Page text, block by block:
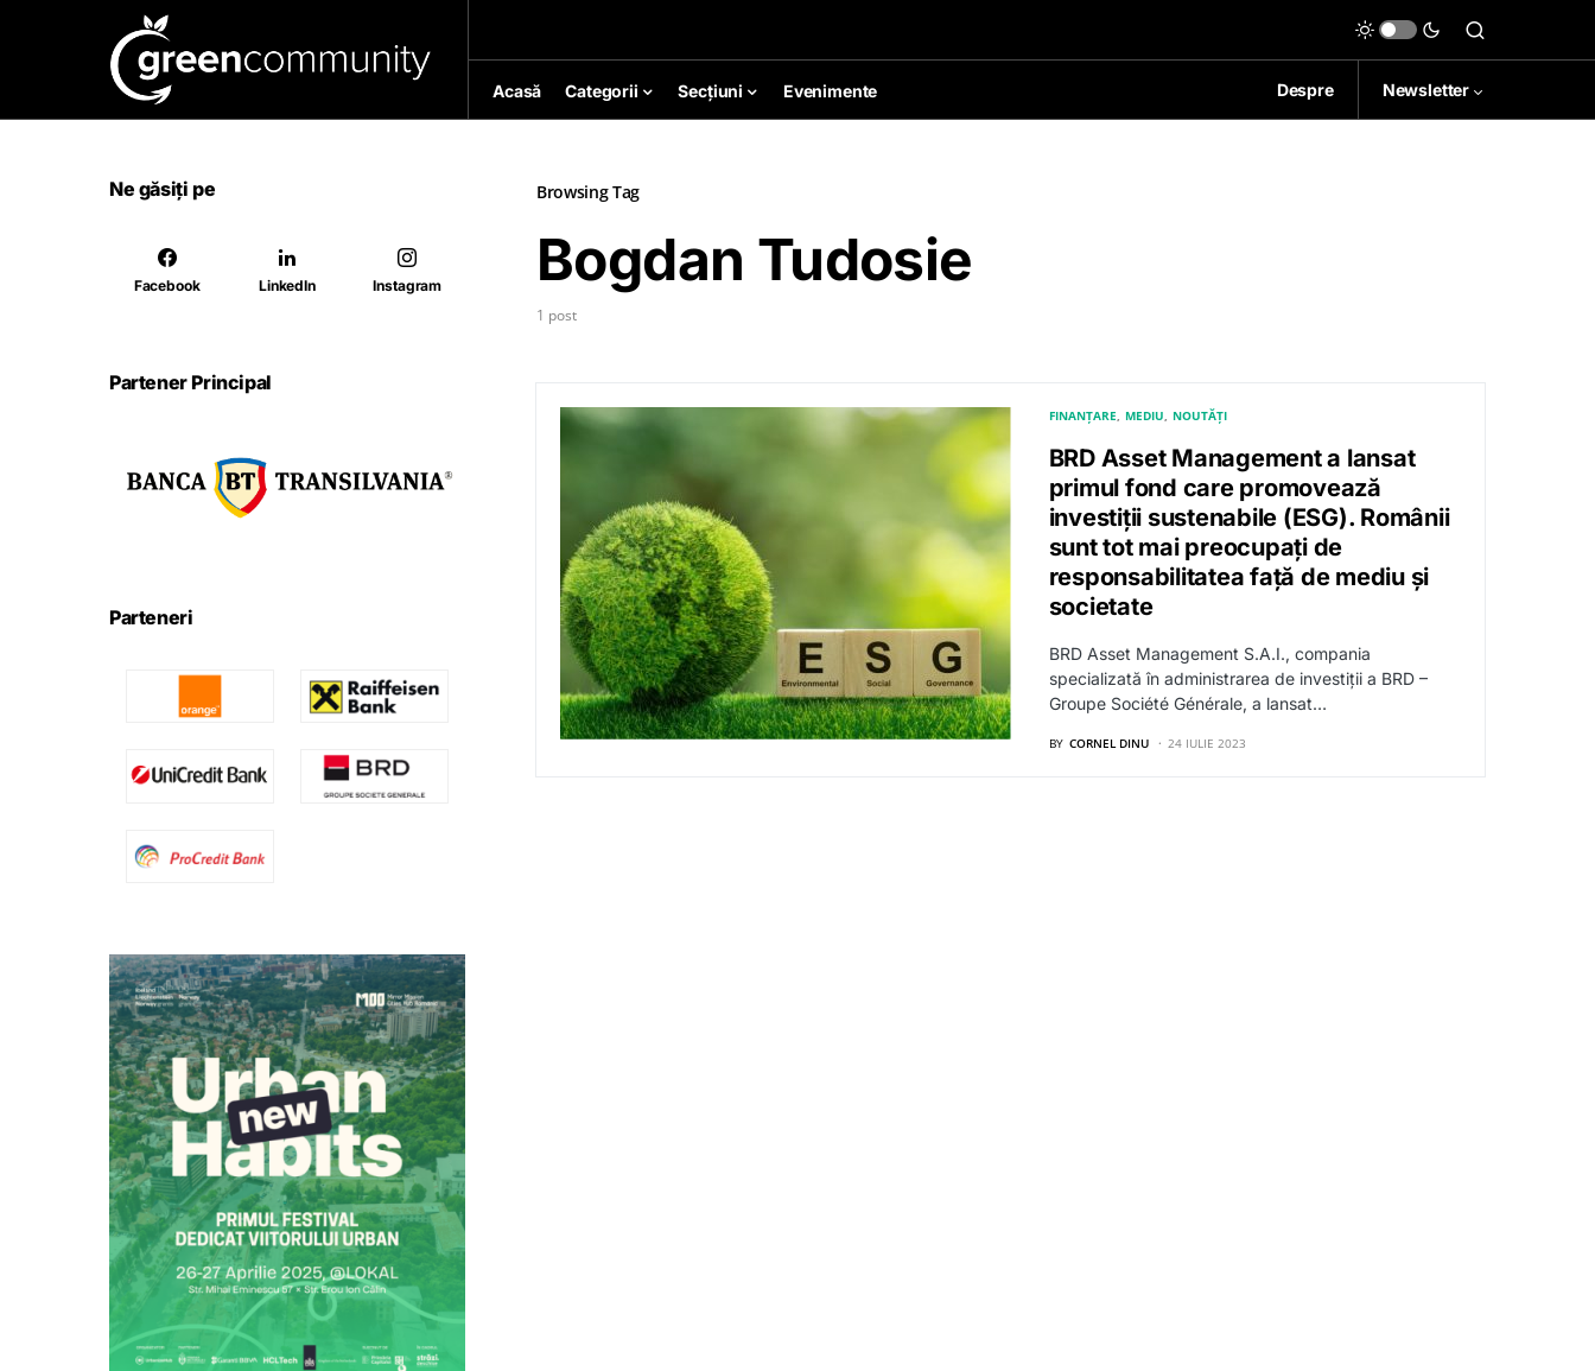
Acasă Categorii Secțiuni Evenimente Despre Newsletter
Browsing Tag
Bogdan Tudosie
1 post
FINANȚARE MEDIU NOUTĂȚI
BRD Asset Management a lansat
primul fond care promovează
investiții sustenabile (ESG). Românii
sunt tot mai preocupați de
responsabilitatea față de mediu și
societate
BRD Asset Management S.A.I., compania
specializată în administrarea de investiții a BRD –
Groupe Société Générale, a lansat…
BY CORNEL DINU 24 IULIE 2023
Ne găsiți pe
Facebook LinkedIn Instagram
Partener Principal
Parteneri